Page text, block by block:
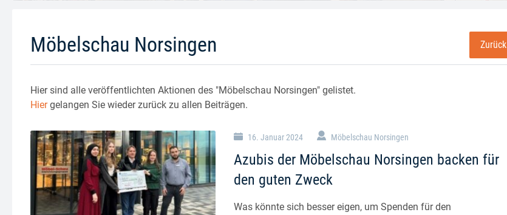
Möbelschau Norsingen Zurück
Hier sind alle veröffentlichten Aktionen des "Möbelschau Norsingen" gelistet.
Hiergelangen Sie wieder zurück zu allen Beiträgen.
16. Januar 2024 Möbelschau Norsingen
Azubis der Möbelschau Norsingen backen für
den guten Zweck
Was könnte sich besser eigen, um Spenden für den